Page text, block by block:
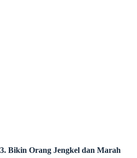
3. Bikin Orang Jengkel dan Marah